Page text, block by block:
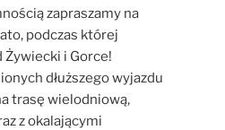
zapraszamy na
podczas której
i Gorce!
dłuższego wyjazdu
trasę wielodniową,
z okalającymi